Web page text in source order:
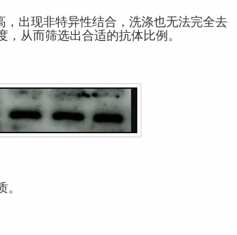
出现非特异性结合，洗涤也无法完全去
从而筛选出合适的抗体比例。